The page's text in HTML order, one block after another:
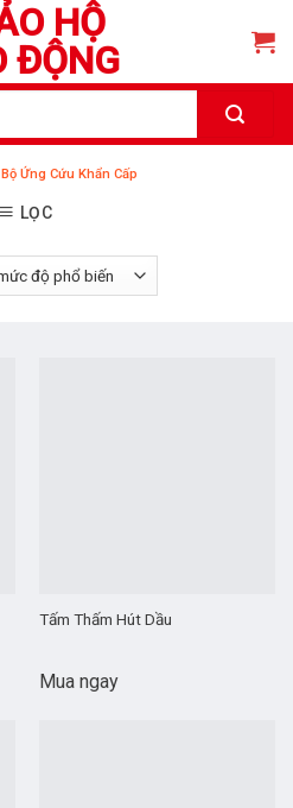
Bộ Ứng Cứu Khẩn Cấp
LỌC
Tấm Thấm Hút Dầu
Mua ngay